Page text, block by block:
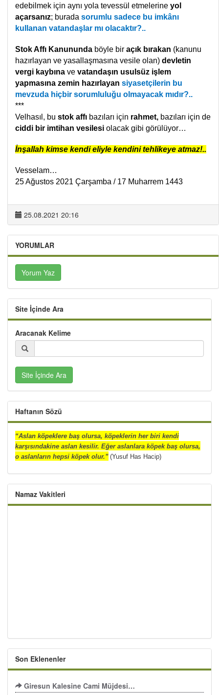
edebilmek için aynı yola tevessül etmelerine yol
açarsanız; burada sorumlu sadece bu imkânı
kullanan vatandaşlar mı olacaktır?..
Stok Affı Kanununda böyle bir açık bırakan (kanunu
hazırlayan ve yasallaşmasına vesile olan) devletin
vergi kaybına ve vatandaşın usulsüz işlem
yapmasına zemin hazırlayan siyasetçilerin bu
mevzuda hiçbir sorumluluğu olmayacak mıdır?..
***
Velhasıl, bu stok affı bazıları için rahmet, bazıları için de
ciddi bir imtihan vesilesi olacak gibi görülüyor…
İnşallah kimse kendi eliyle kendini tehlikeye atmaz!..
Vesselam…
25 Ağustos 2021 Çarşamba / 17 Muharrem 1443
25.08.2021 20:16
YORUMLAR
Yorum Yaz
Site İçinde Ara
Aracanak Kelime
Site İçinde Ara
Haftanın Sözü
“Aslan köpeklere baş olursa, köpeklerin her biri kendi
karşısındakine aslan kesilir. Eğer aslanlara köpek baş olursa,
o aslanların hepsi köpek olur.” (Yusuf Has Hacip)
Namaz Vakitleri
Son Eklenenler
Giresun Kalesine Cami Müjdesi…